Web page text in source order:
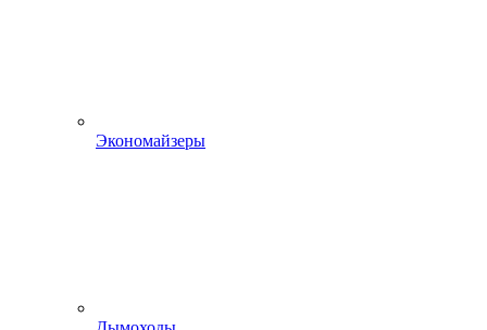
Экономайзеры